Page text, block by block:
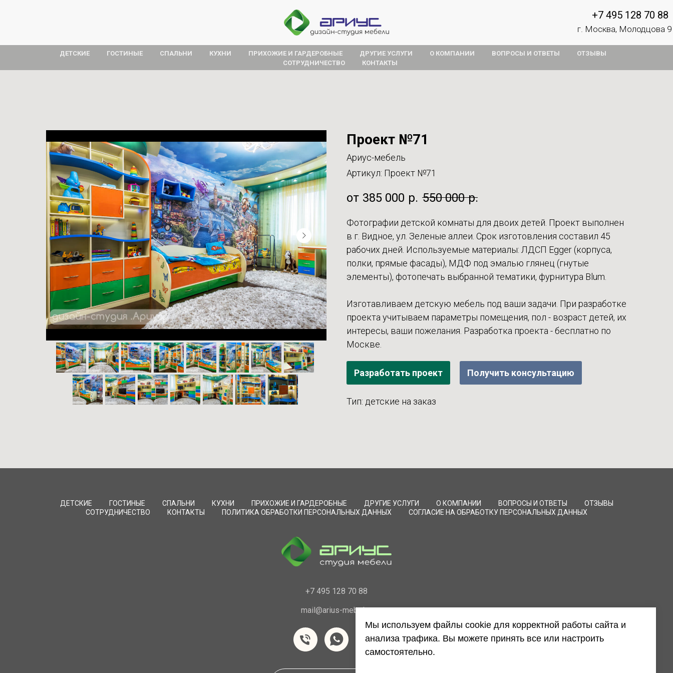
+7 495 128 70 88
г. Москва, Молодцова 9
ДЕТСКИЕ ГОСТИНЫЕ СПАЛЬНИ КУХНИ ПРИХОЖИЕ И ГАРДЕРОБНЫЕ ДРУГИЕ УСЛУГИ О КОМПАНИИ ВОПРОСЫ И ОТВЕТЫ
ОТЗЫВЫ
СОТРУДНИЧЕСТВО
КОНТАКТЫ
Проект №71
Ариус-мебель
Артикул: Проект №71
385 000 р. 550 000 р.
Фотографии детской комнаты для двоих детей. Проект выполнен
в г. Видное, ул. Зеленые аллеи. Срок изготовления составил 45
рабочих дней. Используемые материалы: ЛДСП Egger (корпуса,
полки, прямые фасады), МДФ под эмалью глянец (гнутые
элементы), фотопечать выбранной тематики, фурнитура Blum.
Изготавливаем детскую мебель под ваши задачи. При разработке
проекта учитываем параметры помещения, пол - возраст детей, их
интересы, ваши пожелания. Разработка проекта - бесплатно по
Москве.
Разработать проект Получить консультацию
Тип: детские на заказ
ДЕТСКИЕ ГОСТИНЫЕ СПАЛЬНИ КУХНИ ПРИХОЖИЕ И ГАРДЕРОБНЫЕ ДРУГИЕ УСЛУГИ О КОМПАНИИ ВОПРОСЫ И ОТВЕТЫ
ОТЗЫВЫ
СОТРУДНИЧЕСТВО
КОНТАКТЫ ПОЛИТИКА ОБРАБОТКИ ПЕРСОНАЛЬНЫХ ДАННЫХ СОГЛАСИЕ НА ОБРАБОТКУ ПЕРСОНАЛЬНЫХ ДАННЫХ
+7 495 128 70 88
mail@arius-mebel.ru
Мы используем файлы cookie для корректной работы сайта и
анализа трафика. Вы можете принять все или настроить
самостоятельно.